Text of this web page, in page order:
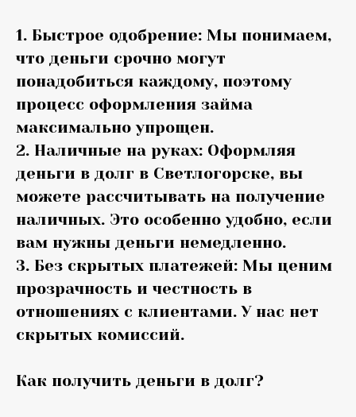
1. Быстрое одобрение: Мы понимаем,
что деньги срочно могут
понадобиться каждому, поэтому
процесс оформления займа
максимально упрощен.
2. Наличные на руках: Оформляя
деньги в долг в Светлогорске, вы
можете рассчитывать на получение
наличных. Это особенно удобно, если
вам нужны деньги немедленно.
3. Без скрытых платежей: Мы ценим
прозрачность и честность в
отношениях с клиентами. У нас нет
скрытых комиссий.
Как получить деньги в долг?